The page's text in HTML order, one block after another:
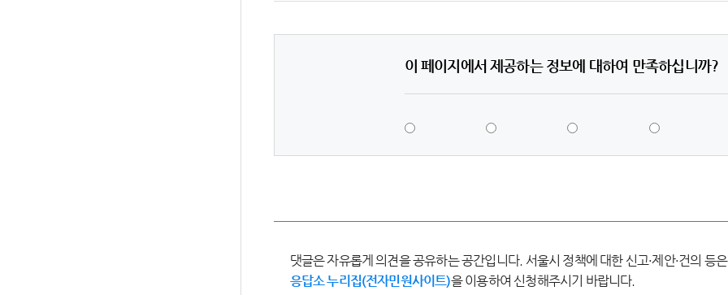
이 페이지에서 제공하는 정보에 대하여 만족하십니까?
댓글은 자유롭게 의견을 공유하는 공간입니다. 서울시 정책에 대한 신고·제안·건의 등은
응답소 누리집(전자민원사이트)을 이용하여 신청해주시기 바랍니다.